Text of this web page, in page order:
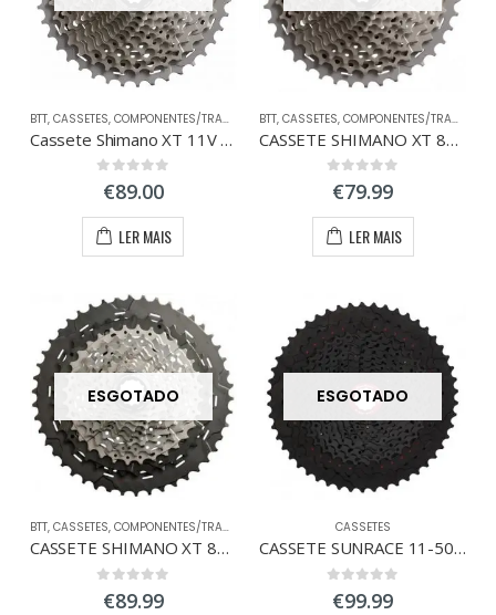
BTT, CASSETES, COMPONENTES/TRANSMISSÃO
Cassete Shimano XT 11V CS-M8000 11-40 T
out of 5
€89.00
LER MAIS
BTT, CASSETES, COMPONENTES/TRANSMISSÃO
CASSETE SHIMANO XT 8000 11-42 11V
out of 5
€79.99
LER MAIS
ESGOTADO
BTT, CASSETES, COMPONENTES/TRANSMISSÃO
CASSETE SHIMANO XT 8000 11-46 11V
€89.99
ESGOTADO
CASSETES
CASSETE SUNRACE 11-50 11V PRETA
€99.99